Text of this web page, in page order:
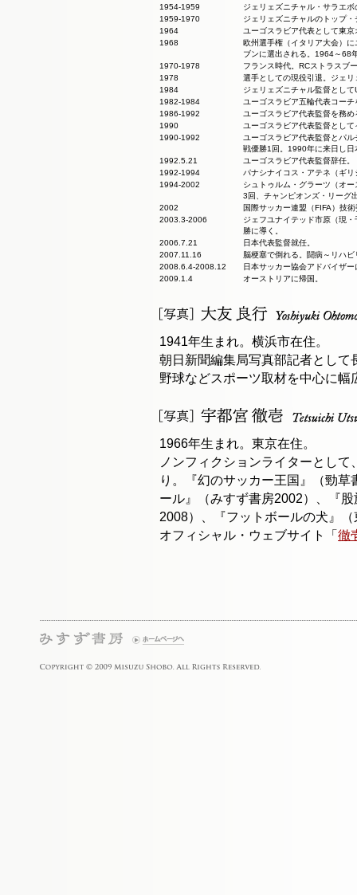
1954-1959
ジェリェズニチャル・サラエ
1959-1970
ジェリェズニチャルのトップ
1964
ユーゴスラビア代表として東
1968
欧州選手権（イタリア大会）
ブンに選出される。1964～68
1970-1978
フランス時代。RCストラスブ
1978
選手としての現役引退。ジェ
1984
ジェリェズニチャル監督とし
1982-1984
ユーゴスラビア五輪代表コー
1986-1992
ユーゴスラビア代表監督を務め
1990
ユーゴスラビア代表監督とし
1990-1992
ユーゴスラビア代表監督とパ
戦優勝1回。1990年に来日し日
1992.5.21
ユーゴスラビア代表監督辞任。
1992-1994
パナシナイコス・アテネ（ギ
1994-2002
シュトゥルム・グラーツ（オ
3回、チャンピオンズ・リーグ
2002
国際サッカー連盟（FIFA）技
2003.3-2006
ジェフユナイテッド市原（現
勝に導く。
2006.7.21
日本代表監督就任。
2007.11.16
脳梗塞で倒れる。闘病～リハビ
2008.6.4-2008.12
日本サッカー協会アドバイザー
2009.1.4
オーストリアに帰国。
1941年生まれ。横浜市在住。
朝日新聞編集局写真部記者とし
野球などスポーツ取材を中心に幅
1966年生まれ。東京在住。
ノンフィクションライターとし
り。『幻のサッカー王国』（勁
ール』（みすず書房2002）、『
2008）、『フットボールの犬』
オフィシャル・ウェブサイト「徹